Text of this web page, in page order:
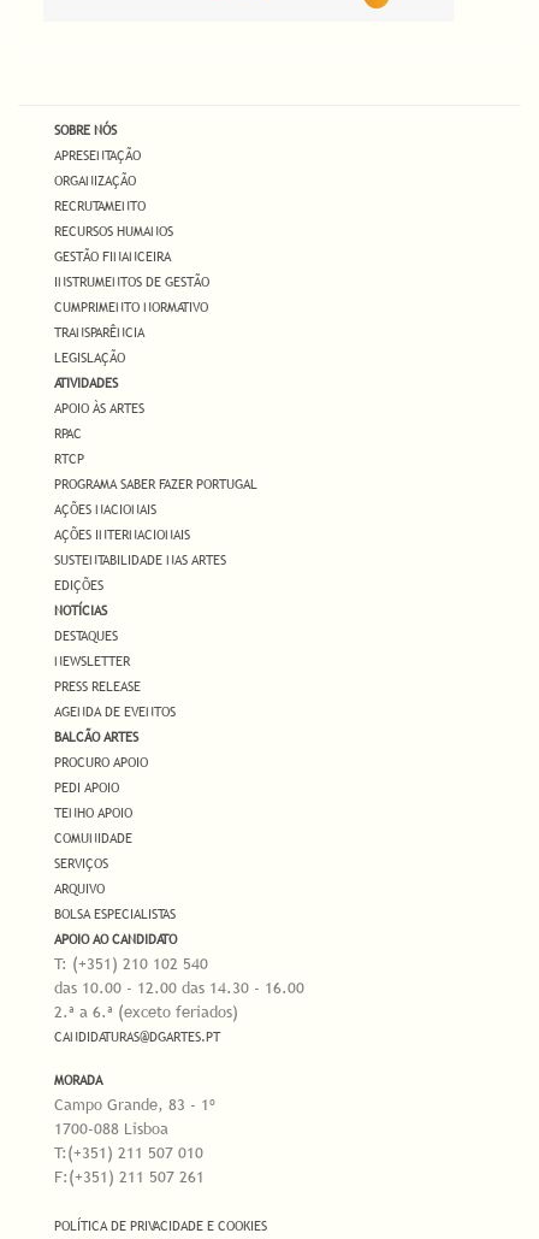
SOBRE NÓS
APRESENTAÇÃO
ORGANIZAÇÃO
RECRUTAMENTO
RECURSOS HUMANOS
GESTÃO FINANCEIRA
INSTRUMENTOS DE GESTÃO
CUMPRIMENTO NORMATIVO
TRANSPARÊNCIA
LEGISLAÇÃO
ATIVIDADES
APOIO ÀS ARTES
RPAC
RTCP
PROGRAMA SABER FAZER PORTUGAL
AÇÕES NACIONAIS
AÇÕES INTERNACIONAIS
SUSTENTABILIDADE NAS ARTES
EDIÇÕES
NOTÍCIAS
DESTAQUES
NEWSLETTER
PRESS RELEASE
AGENDA DE EVENTOS
BALCÃO ARTES
PROCURO APOIO
PEDI APOIO
TENHO APOIO
COMUNIDADE
SERVIÇOS
ARQUIVO
BOLSA ESPECIALISTAS
APOIO AO CANDIDATO
T: (+351) 210 102 540
das 10.00 - 12.00 das 14.30 - 16.00
2.ª a 6.ª (exceto feriados)
CANDIDATURAS@DGARTES.PT
MORADA
Campo Grande, 83 - 1º
1700-088 Lisboa
T:(+351) 211 507 010
F:(+351) 211 507 261
POLÍTICA DE PRIVACIDADE E COOKIES